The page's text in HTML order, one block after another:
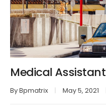
Medical Assistant
ByBpmatrix May 5, 2021